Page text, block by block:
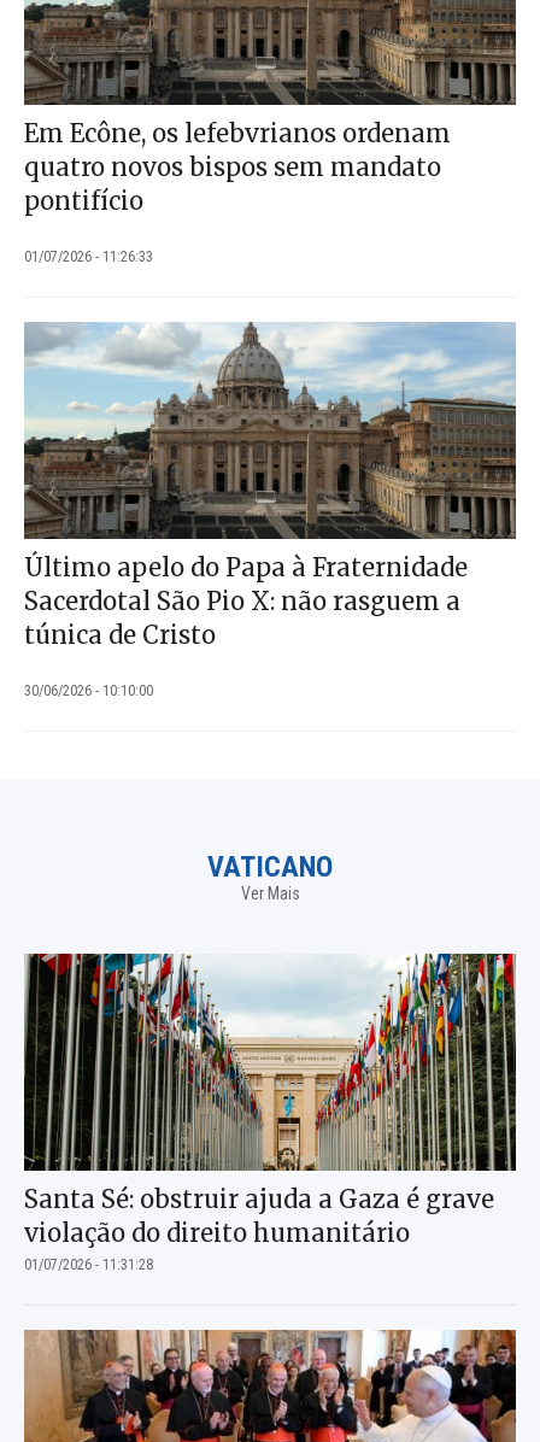
Em Ecône, os lefebvrianos ordenam
quatro novos bispos sem mandato
pontifício
01/07/2026 - 11:26:33
Último apelo do Papa à Fraternidade
Sacerdotal São Pio X: não rasguem a
túnica de Cristo
30/06/2026 - 10:10:00
VATICANO
Ver Mais
Santa Sé: obstruir ajuda a Gaza é grave
violação do direito humanitário
01/07/2026 - 11:31:28